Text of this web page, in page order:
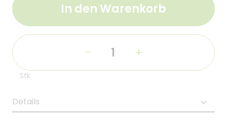
In den Warenkorb
- +
Stk
Details